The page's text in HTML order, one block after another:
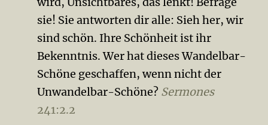
sie! Sie antworten dir alle: Sieh her, wir
sind schön. Ihre Schönheit ist ihr
Bekenntnis. Wer hat dieses Wandel­bar-
Schöne geschaffen, wenn nicht der
Unwandelbar-Schöne? Sermones
241:2.2